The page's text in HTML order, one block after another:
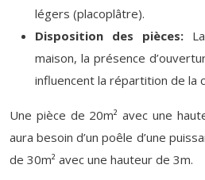
légers (placoplâtre).
Disposition des pièces:
maison, la présence
influencent la répartition de la
Une pièce de 20m² avec une
aura besoin d’un poêle d’une
de 30m² avec une hauteur de 3m.